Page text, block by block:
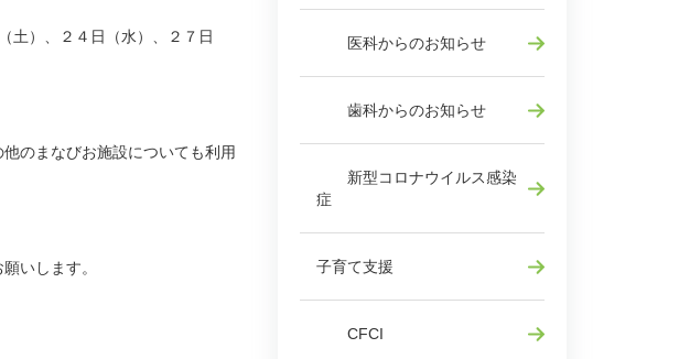
土）、２４日（水）、２７日
のまなびお施設についても利用
いします。
医科からのお知らせ
歯科からのお知らせ
新型コロナウイルス感染
症
子育て支援
CFCI